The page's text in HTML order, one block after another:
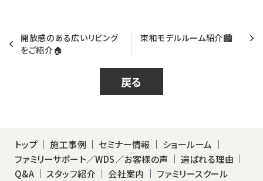
開放感のある広いリビング
をご紹介🏠
東和モデルルーム紹介🏙
戻る
トップ 施工事例 セミナー情報
ショールーム
ファミリーサポート／WDS／お客様の声
選ばれる理由
Q&A
スタッフ紹介 会社案内
ファミリースクール